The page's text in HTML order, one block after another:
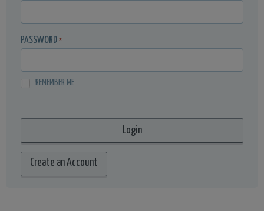
PASSWORD *
REMEMBER ME
Create an Account